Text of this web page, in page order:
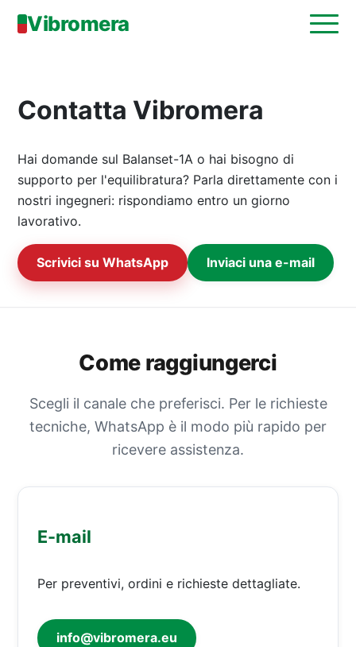
Vibromera
Contatta Vibromera
Hai domande sul Balanset-1A o hai bisogno di
supporto per l'equilibratura? Parla direttamente con i
nostri ingegneri: rispondiamo entro un giorno
lavorativo.
Scrivici su WhatsApp Inviaci una e-mail
Come raggiungerci
Scegli il canale che preferisci. Per le richieste
tecniche, WhatsApp è il modo più rapido per
ricevere assistenza.
E-mail
Per preventivi, ordini e richieste dettagliate.
info@vibromera.eu